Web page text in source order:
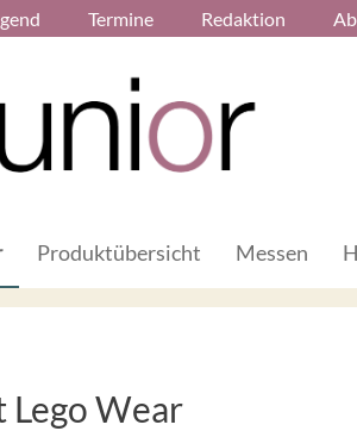
Termine Redaktion
Produktübersicht Messen
Wear